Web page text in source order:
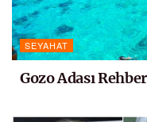
SEYAHAT
Gozo Adası